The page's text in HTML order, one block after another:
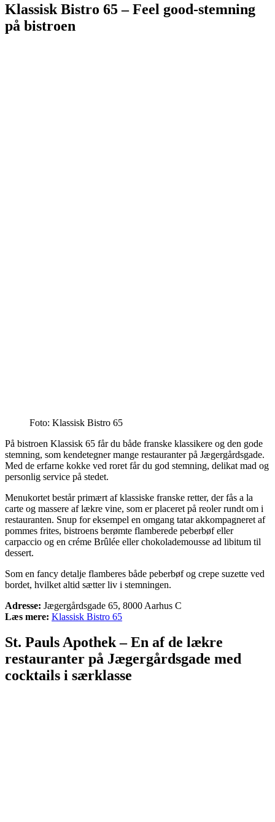
Klassisk Bistro 65 – Feel good-stemning
på bistroen
Foto: Klassisk Bistro 65
På bistroen Klassisk 65 får du både franske klassikere og den gode
stemning, som kendetegner mange restauranter på Jægergårdsgade.
Med de erfarne kokke ved roret får du god stemning, delikat mad og
personlig service på stedet.
Menukortet består primært af klassiske franske retter, der fås a la
carte og massere af lækre vine, som er placeret på reoler rundt om i
restauranten. Snup for eksempel en omgang tatar akkompagneret af
pommes frites, bistroens berømte flamberede peberbøf eller
carpaccio og en créme Brûlée eller chokolademousse ad libitum til
dessert.
Som en fancy detalje flamberes både peberbøf og crepe suzette ved
bordet, hvilket altid sætter liv i stemningen.
Adresse: Jægergårdsgade 65, 8000 Aarhus C
Læs mere: Klassisk Bistro 65
St. Pauls Apothek – En af de lækre
restauranter på Jægergårdsgade med
cocktails i særklasse